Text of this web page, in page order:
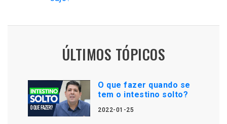
ÚLTIMOS TÓPICOS
O que fazer quando se
tem o intestino solto?
2022-01-25